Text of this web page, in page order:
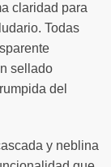
claridad para
Todas
sellado
del
y neblina